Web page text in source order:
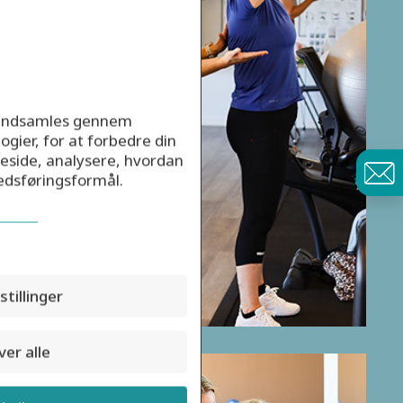
gennem
for at forbedre din
analysere, hvordan
alle